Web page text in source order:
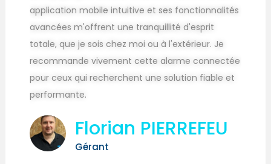
application mobile intuitive et ses fonctionnalités
avancées m'offrent une tranquillité d'esprit
totale, que je sois chez moi ou à l'extérieur. Je
recommande vivement cette alarme connectée
pour ceux qui recherchent une solution fiable et
performante.
Florian PIERREFEU
Gérant